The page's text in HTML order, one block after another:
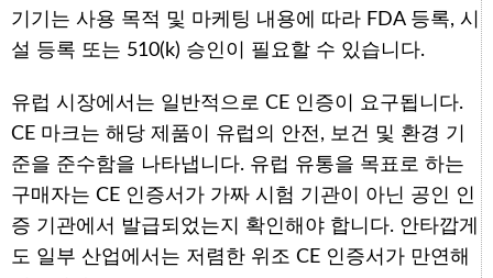
기기는 사용 목적 및 마케팅 내용에 따라 FDA 등록, 시
설 등록 또는 510(k) 승인이 필요할 수 있습니다.
유럽 시장에서는 일반적으로 CE 인증이 요구됩니다.
CE 마크는 해당 제품이 유럽의 안전, 보건 및 환경 기
준을 준수함을 나타냅니다. 유럽 유통을 목표로 하는
구매자는 CE 인증서가 가짜 시험 기관이 아닌 공인 인
증 기관에서 발급되었는지 확인해야 합니다. 안타깝게
도 일부 산업에서는 저렴한 위조 CE 인증서가 만연해